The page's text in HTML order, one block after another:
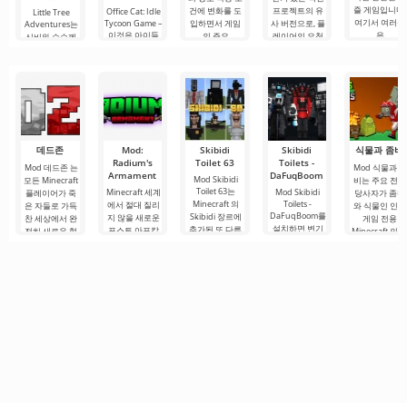
Little Tree
Adventures는
신비와 수수께
Office Cat: Idle
Tycoon Game –
이것은 아이들
건에 변화를 도
입하면서 게임
의 주요
프로젝트의 유
사 버전으로, 플
레이어의 요청
즐 게임입니다.
여기서 여러분
은
데드존
Mod 데드존 는
모든 Minecraft
플레이어가 죽
은 자들로 가득
찬 세상에서 완
전히 새로운 형
Mod:
Radium's
Armament
Minecraft 세계
에서 절대 질리
지 않을 새로운
포스트 아포칼
Skibidi
Toilet 63
Mod Skibidi
Toilet 63는
Minecraft 의
Skibidi 장르에
추가된 또 다른
Skibidi
Toilets -
DaFuqBoom
Mod Skibidi
Toilets -
DaFuqBoom를
설치하면 변기
식물과 좀비
Mod 식물과 좀
비는 주요 전쟁
당사자가 좀비
와 식물인 인기
게임 전용
Minecraft 의